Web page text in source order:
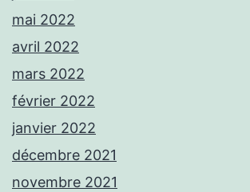
mai 2022
avril 2022
mars 2022
février 2022
janvier 2022
décembre 2021
novembre 2021